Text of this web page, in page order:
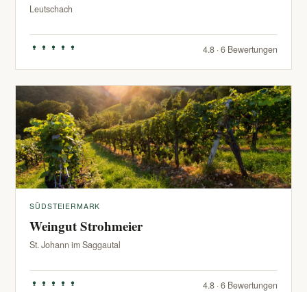
Leutschach
4.8 · 6 Bewertungen
SÜDSTEIERMARK
Weingut Strohmeier
St. Johann im Saggautal
4.8 · 6 Bewertungen